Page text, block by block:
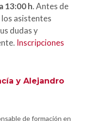
13:00 h. Antes de
asistentes
dudas y
Inscripciones
y Alejandro
de formación en